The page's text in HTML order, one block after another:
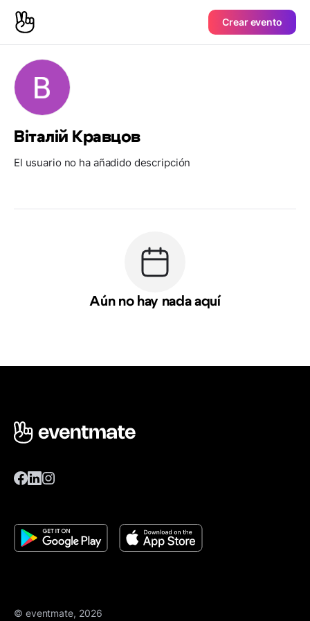
Crear evento
Віталій Кравцов
El usuario no ha añadido descripción
Aún no hay nada aquí
© eventmate, 2026